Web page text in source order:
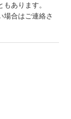
あります。
合はご連絡さ